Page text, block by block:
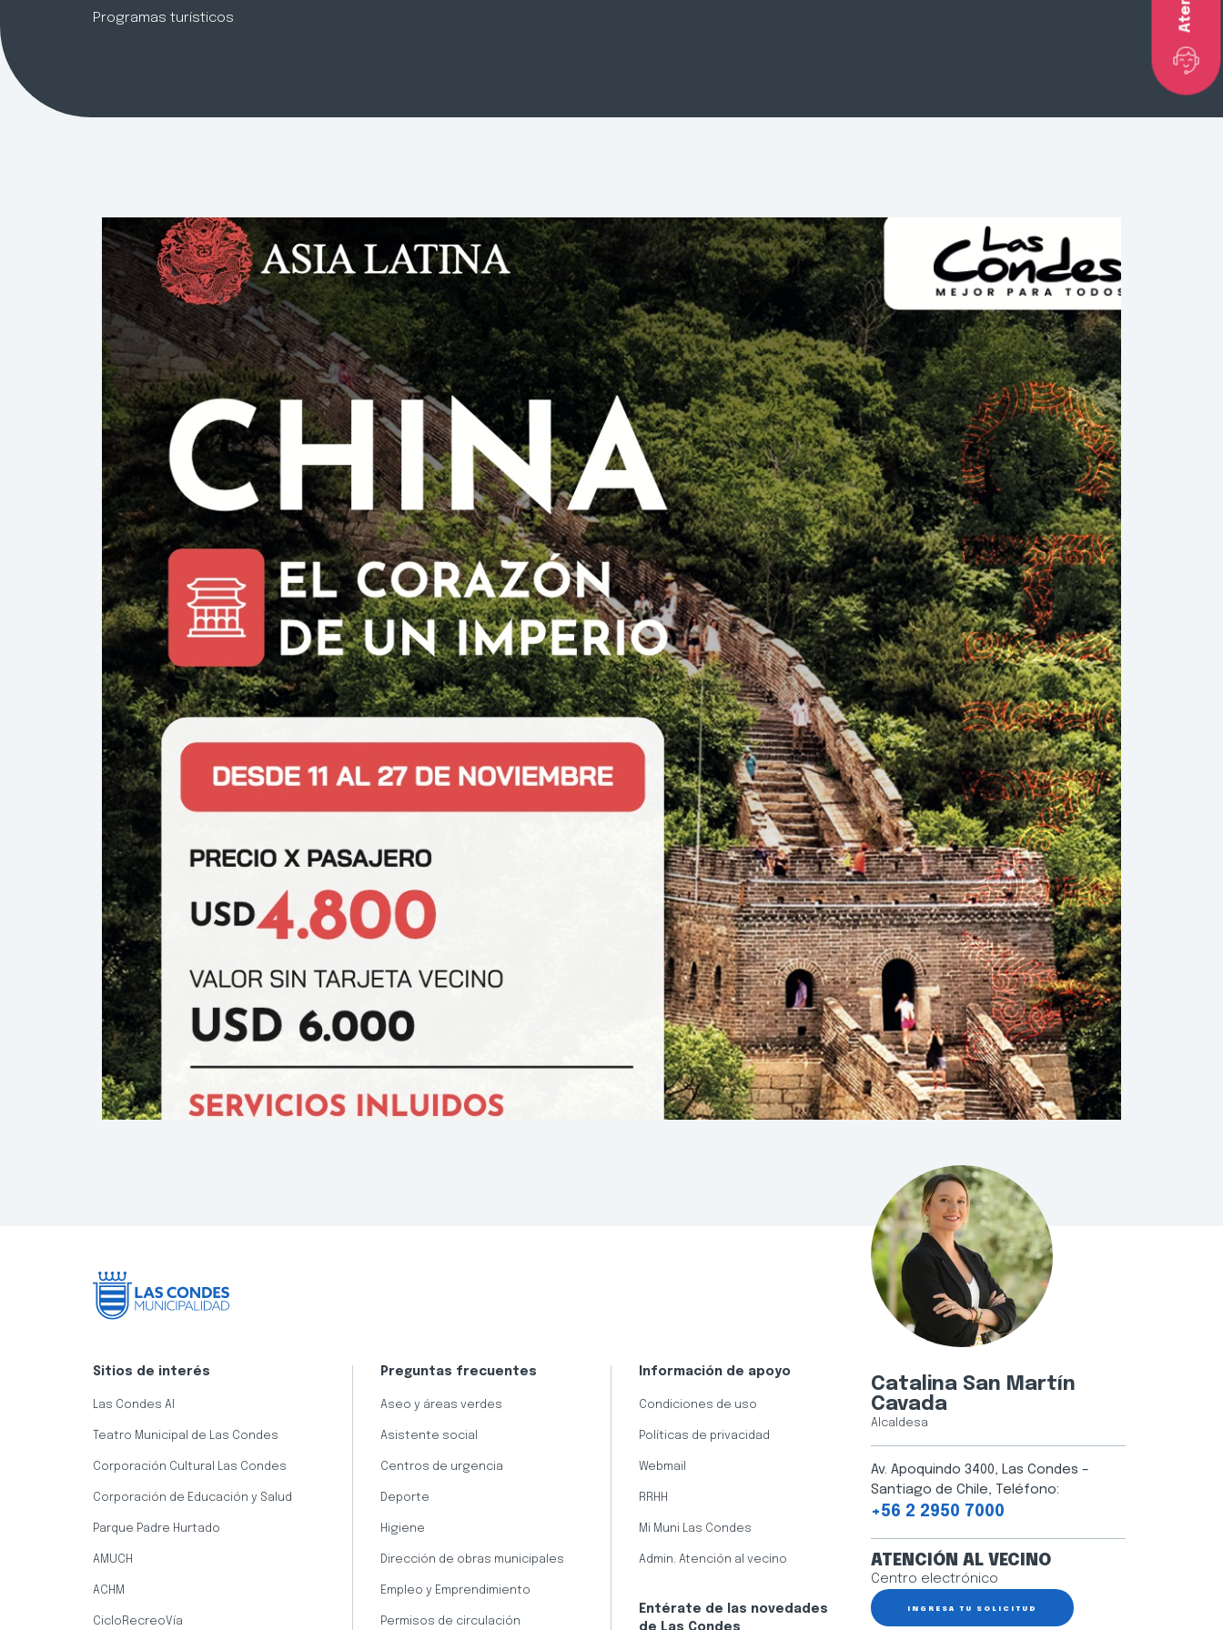
Programas turísticos
Sitios de interés
Las Condes AI
Teatro Municipal de Las Condes
Corporación Cultural Las Condes
Corporación de Educación y Salud
Parque Padre Hurtado
AMUCH
ACHM
CicloRecreoVía
Preguntas frecuentes
Aseo y áreas verdes
Asistente social
Centros de urgencia
Deporte
Higiene
Dirección de obras municipales
Empleo y Emprendimiento
Permisos de circulación
Información de apoyo
Condiciones de uso
Políticas de privacidad
Webmail
RRHH
Mi Muni Las Condes
Admin. Atención al vecino
Entérate de las novedades
Catalina San Martín
Cavada
Alcaldesa
Av. Apoquindo 3400, Las Condes –
Santiago de Chile, Teléfono:
+56 2 2950 7000
ATENCIÓN AL VECINO
Centro electrónico
INGRESA TU SOLICITUD